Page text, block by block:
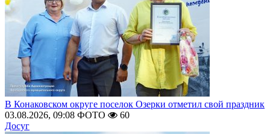
В Конаковском округе поселок Озерки отметил свой праздник
03.08.2026, 09:08 ФОТО
60
Досуг